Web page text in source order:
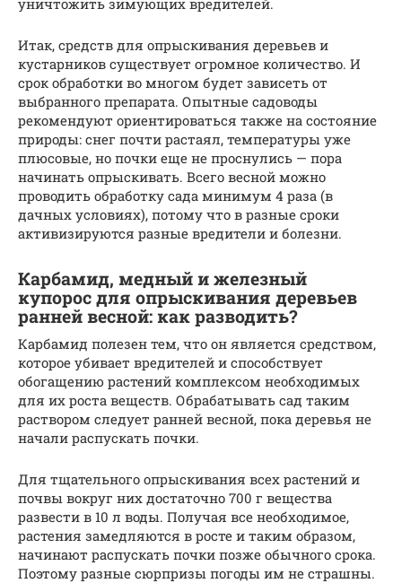
Итак, средств для опрыскивания деревьев и
кустарников существует огромное количество. И
срок обработки во многом будет зависеть от
выбранного препарата. Опытные садоводы
рекомендуют ориентироваться также на состояние
природы: снег почти растаял, температуры уже
плюсовые, но почки еще не проснулись — пора
начинать опрыскивать. Всего весной можно
проводить обработку сада минимум 4 раза (в
дачных условиях), потому что в разные сроки
активизируются разные вредители и болезни.
Карбамид, медный и железный
купорос для опрыскивания деревьев
ранней весной: как разводить?
Карбамид полезен тем, что он является средством,
которое убивает вредителей и способствует
обогащению растений комплексом необходимых
для их роста веществ. Обрабатывать сад таким
раствором следует ранней весной, пока деревья не
начали распускать почки.
Для тщательного опрыскивания всех растений и
почвы вокруг них достаточно 700 г вещества
развести в 10 л воды. Получая все необходимое,
растения замедляются в росте и таким образом,
начинают распускать почки позже обычного срока.
Поэтому разные сюрпризы погоды им не страшны.